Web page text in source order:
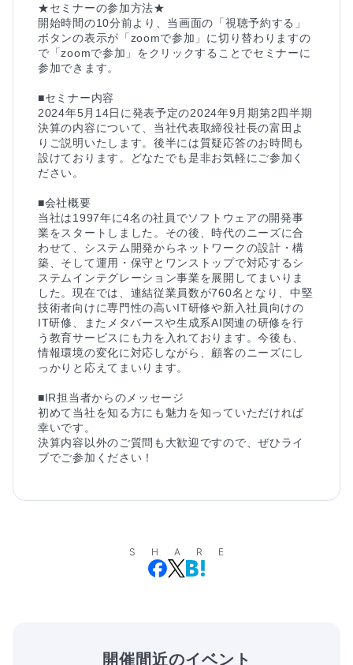
★セミナーの参加方法★
開始時間の10分前より、当画面の「視聴予約する」
ボタンの表示が「zoomで参加」に切り替わりますの
で「zoomで参加」をクリックすることでセミナーに
参加できます。
■セミナー内容
2024年5月14日に発表予定の2024年9月期第2四半期
決算の内容について、当社代表取締役社長の富田よ
りご説明いたします。後半には質疑応答のお時間も
設けております。どなたでも是非お気軽にご参加く
ださい。
■会社概要
当社は1997年に4名の社員でソフトウェアの開発事
業をスタートしました。その後、時代のニーズに合
わせて、システム開発からネットワークの設計・構
築、そして運用・保守とワンストップで対応するシ
ステムインテグレーション事業を展開してまいりま
した。現在では、連結従業員数が760名となり、中堅
技術者向けに専門性の高いIT研修や新入社員向けの
IT研修、またメタバースや生成系AI関連の研修を行
う教育サービスにも力を入れております。今後も、
情報環境の変化に対応しながら、顧客のニーズにし
っかりと応えてまいります。
■IR担当者からのメッセージ
初めて当社を知る方にも魅力を知っていただければ
幸いです。
決算内容以外のご質問も大歓迎ですので、ぜひライ
ブでご参加ください！
SHARE
開催間近のイベント